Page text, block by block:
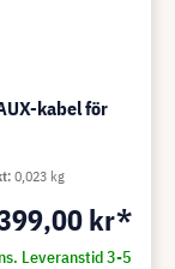
kabel för
kr*
Leveranstid 3-5
0,023 kg